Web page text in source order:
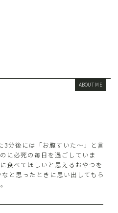
ABOUT ME
3分後には「お腹すいた〜」と言
に必死の毎日を過ごしていま
食べてほしいと思えるおやつを
と思ったときに思い出してもら